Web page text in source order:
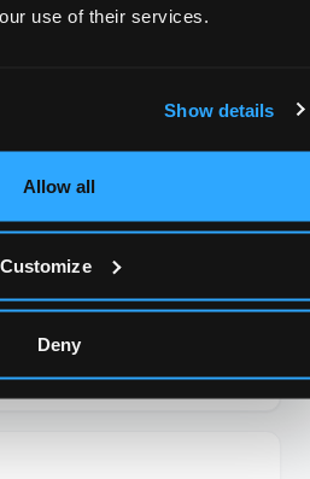
use of their services.
Show details
Allow all
Customize
Deny
under pågående incidenter
ledande larmcentraler